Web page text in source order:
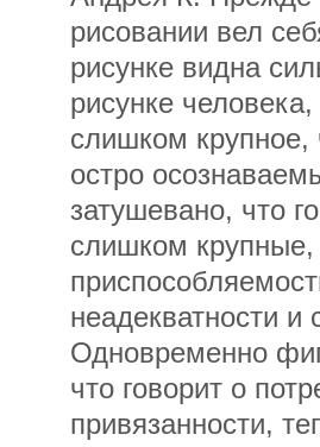
рисовании вел
рисунке видна
рисунке
слишком крупное,
остро
затушевано, что
слишком крупные,
неадекватности
Одновременно
что говорит о
привязанности,